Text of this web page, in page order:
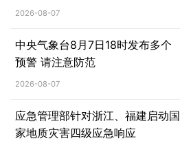
国”
2026-08-07
中央气象台8月7日18时发布多个
预警 请注意防范
2026-08-07
应急管理部针对浙江、福建启动国
家地质灾害四级应急响应